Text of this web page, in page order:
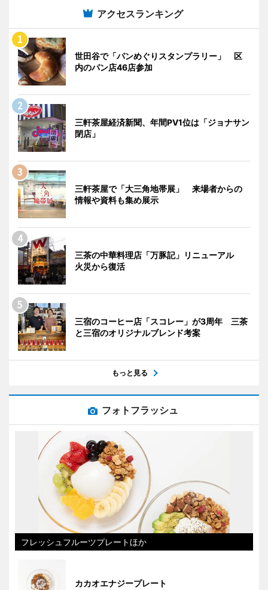
アクセスランキング
世田谷で「パンめぐりスタンプラリー」 区
内のパン店46店参加
三軒茶屋経済新聞、年間PV1位は「ジョナサン
閉店」
三軒茶屋で「大三角地帯展」 来場者からの
情報や資料も集め展示
三茶の中華料理店「万豚記」リニューアル
火災から復活
三宿のコーヒー店「スコレー」が3周年 三茶
と三宿のオリジナルブレンド考案
もっと見る
フォトフラッシュ
フレッシュフルーツプレートほか
カカオエナジープレート